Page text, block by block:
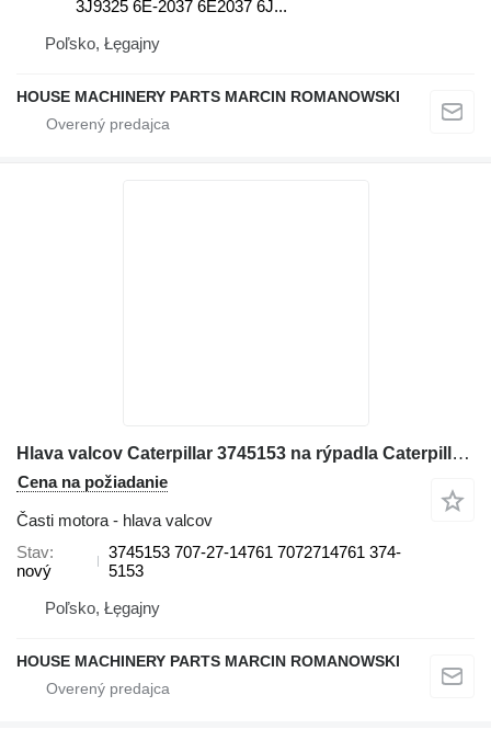
3J9325 6E-2037 6E2037 6J...
Poľsko, Łęgajny
HOUSE MACHINERY PARTS MARCIN ROMANOWSKI
Hlava valcov Caterpillar 3745153 na rýpadla Caterpillar M315D, M316D, M317D 2 M320
Cena na požiadanie
Časti motora - hlava valcov
Stav
nový
3745153 707-27-14761 7072714761 374-
5153
Poľsko, Łęgajny
HOUSE MACHINERY PARTS MARCIN ROMANOWSKI